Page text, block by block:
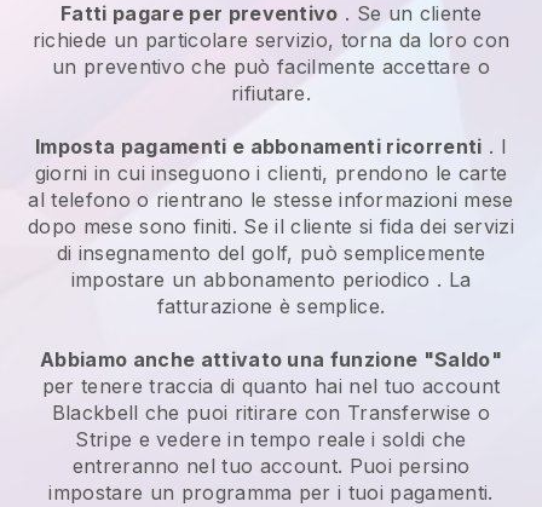
Fatti pagare per preventivo . Se un cliente
richiede un particolare servizio, torna da loro con
un preventivo che può facilmente accettare o
rifiutare.
Imposta pagamenti e abbonamenti ricorrenti . I
giorni in cui inseguono i clienti, prendono le carte
al telefono o rientrano le stesse informazioni mese
dopo mese sono finiti. Se il cliente si fida dei servizi
di insegnamento del golf, può semplicemente
impostare un abbonamento periodico . La
fatturazione è semplice.
Abbiamo anche attivato una funzione "Saldo"
per tenere traccia di quanto hai nel tuo account
Blackbell che puoi ritirare con Transferwise o
Stripe e vedere in tempo reale i soldi che
entreranno nel tuo account. Puoi persino
impostare un programma per i tuoi pagamenti.